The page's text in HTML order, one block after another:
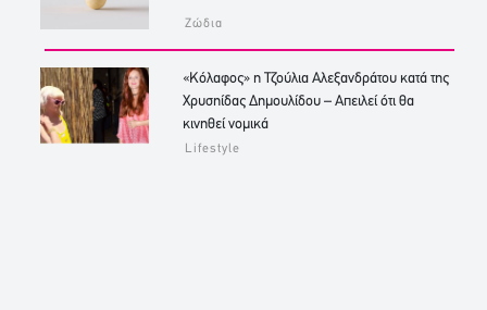
Ζώδια
«Κόλαφος» η Τζούλια Αλεξανδράτου κατά της
Χρυσηίδας Δημουλίδου – Απειλεί ότι θα
κινηθεί νομικά
Lifestyle